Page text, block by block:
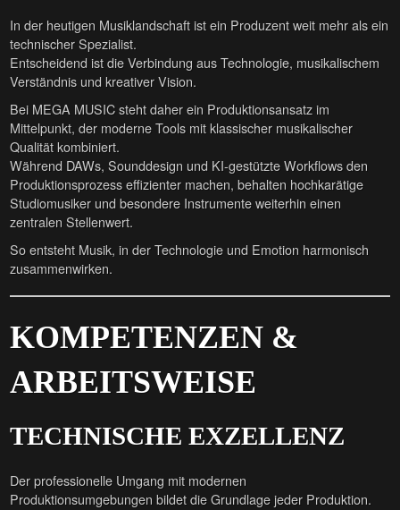
In der heutigen Musiklandschaft ist ein Produzent weit mehr als ein
technischer Spezialist.
Entscheidend ist die Verbindung aus Technologie, musikalischem
Verständnis und kreativer Vision.
Bei MEGA MUSIC steht daher ein Produktionsansatz im
Mittelpunkt, der moderne Tools mit klassischer musikalischer
Qualität kombiniert.
Während DAWs, Sounddesign und KI-gestützte Workflows den
Produktionsprozess effizienter machen, behalten hochkarätige
Studiomusiker und besondere Instrumente weiterhin einen
zentralen Stellenwert.
So entsteht Musik, in der Technologie und Emotion harmonisch
zusammenwirken.
KOMPETENZEN &
ARBEITSWEISE
TECHNISCHE EXZELLENZ
Der professionelle Umgang mit modernen
Produktionsumgebungen bildet die Grundlage jeder Produktion.